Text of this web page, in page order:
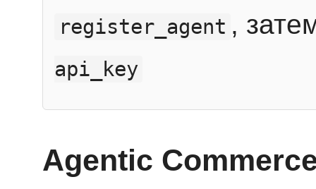
register_agent ,
api_key
Agentic